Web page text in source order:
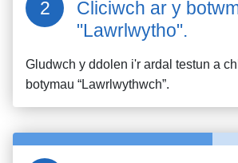
Cliciwch ar y
"Lawrlwytho".
Gludwch y ddolen i'r ardal testun a
botymau “Lawrlwythwch”.